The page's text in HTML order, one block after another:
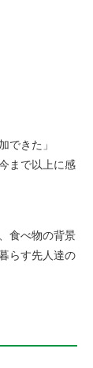
できた」
まで以上に感
食べ物の背景
らす先人達の